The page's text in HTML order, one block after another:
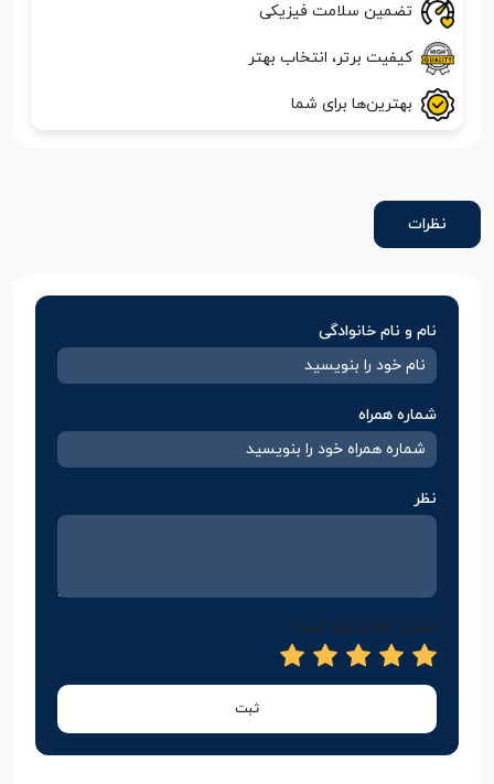
تضمین سلامت فیزیکی
کیفیت برتر، انتخاب بهتر
بهترین‌ها برای شما
نظرات
نام و نام خانوادگی
شماره همراه
نظر
امتیاز خود را وارد کنید
ثبت